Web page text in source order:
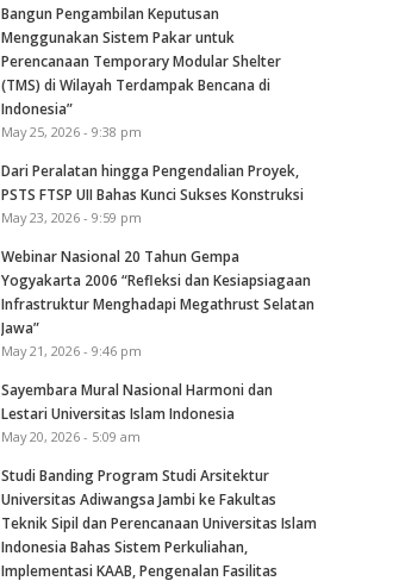
Bangun Pengambilan Keputusan
Menggunakan Sistem Pakar untuk
Perencanaan Temporary Modular Shelter
(TMS) di Wilayah Terdampak Bencana di
Indonesia”
May 25, 2026 - 9:38 pm
Dari Peralatan hingga Pengendalian Proyek,
PSTS FTSP UII Bahas Kunci Sukses Konstruksi
May 23, 2026 - 9:59 pm
Webinar Nasional 20 Tahun Gempa
Yogyakarta 2006 “Refleksi dan Kesiapsiagaan
Infrastruktur Menghadapi Megathrust Selatan
Jawa”
May 21, 2026 - 9:46 pm
Sayembara Mural Nasional Harmoni dan
Lestari Universitas Islam Indonesia
May 20, 2026 - 5:09 am
Studi Banding Program Studi Arsitektur
Universitas Adiwangsa Jambi ke Fakultas
Teknik Sipil dan Perencanaan Universitas Islam
Indonesia Bahas Sistem Perkuliahan,
Implementasi KAAB, Pengenalan Fasilitas